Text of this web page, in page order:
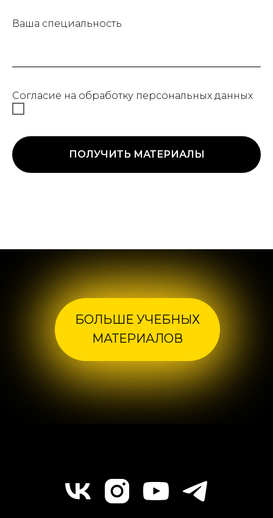
Ваша специальность
Согласие на обработку персональных данных
ПОЛУЧИТЬ МАТЕРИАЛЫ
БОЛЬШЕ УЧЕБНЫХ
МАТЕРИАЛОВ